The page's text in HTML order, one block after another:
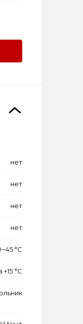
нет
нет
нет
нет
°C
°C